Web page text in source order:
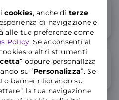
icookies, anche di terze
di navigazione e
alle tue preferenze come
Policy. Se acconsenti al
o altri strumenti
” oppure personalizza
su “Personalizza”. Se
banner cliccando su
la tua navigazione
le SIM per turisti di
una SIM